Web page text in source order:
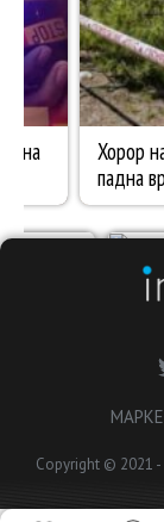
Copyright © 2021